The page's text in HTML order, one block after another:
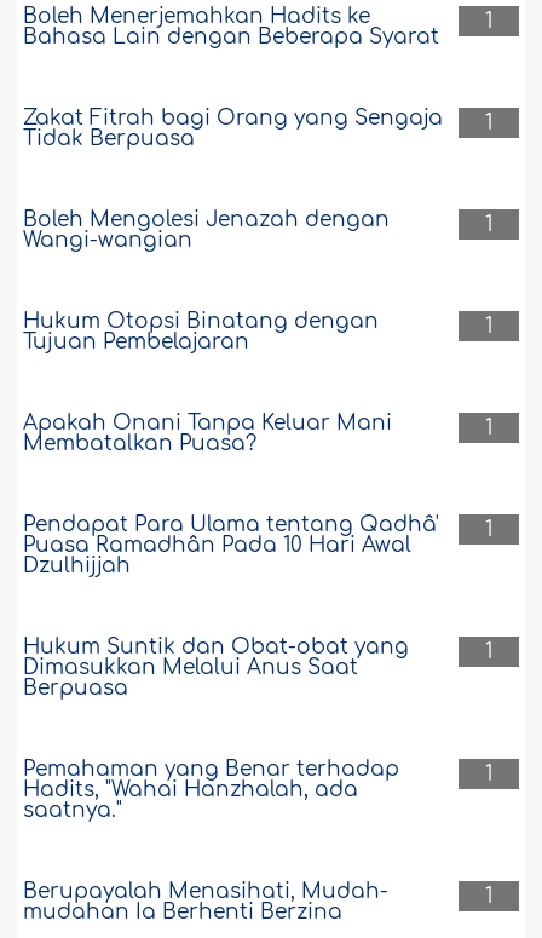
1
Boleh Menerjemahkan Hadits ke
Bahasa Lain dengan Beberapa Syarat
1
Zakat Fitrah bagi Orang yang Sengaja
Tidak Berpuasa
1
Boleh Mengolesi Jenazah dengan
Wangi-wangian
1
Hukum Otopsi Binatang dengan
Tujuan Pembelajaran
1
Apakah Onani Tanpa Keluar Mani
Membatalkan Puasa?
1
Pendapat Para Ulama tentang Qadhâ'
Puasa Ramadhân Pada 10 Hari Awal
Dzulhijjah
1
Hukum Suntik dan Obat-obat yang
Dimasukkan Melalui Anus Saat
Berpuasa
1
Pemahaman yang Benar terhadap
Hadits, "Wahai Hanzhalah, ada
saatnya."
1
Berupayalah Menasihati, Mudah-
mudahan Ia Berhenti Berzina